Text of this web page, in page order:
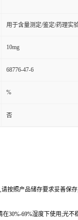
用于含量测定/鉴定/药理实
10mg
68776-47-6
%
否
按照产品储存要求妥善保
30%-69%湿度下使用;光